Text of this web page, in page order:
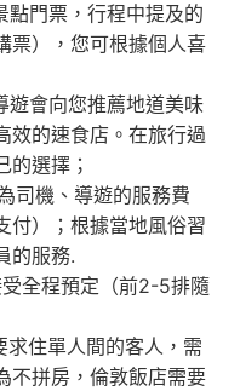
點門票，行程中提及的
票），您可根據個人喜
遊會向您推薦地道美味
效的速食店。在旅行過
的選擇；
司機、導遊的服務費
付）；根據當地風俗習
的服務.
全程預定（前2-5排隨
住單人間的客人，需
不拼房，倫敦飯店需要